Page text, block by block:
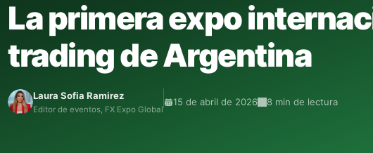
La primera expo
trading de Argentina
Laura Sofia Ramirez
Editor de eventos, FX Expo Global
15 de abril de 2026 8 min de lectura